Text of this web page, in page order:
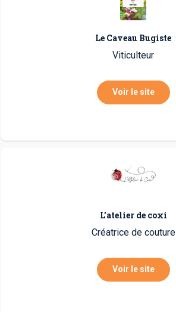
Le Caveau Bugiste
Viticulteur
Voir le site
L’atelier de coxi
Créatrice de couture
Voir le site